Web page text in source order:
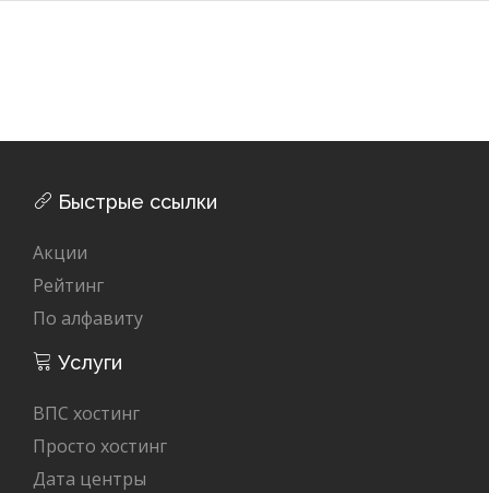
Быстрые ссылки
Акции
Рейтинг
По алфавиту
Услуги
ВПС хостинг
Просто хостинг
Дата центры